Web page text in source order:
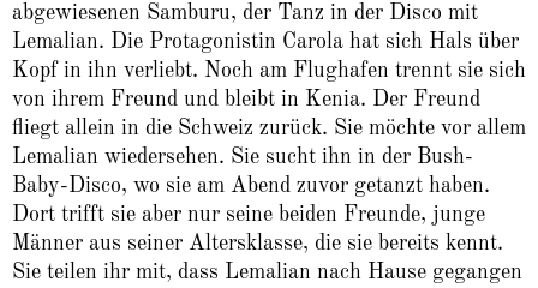
abgewiesenen Samburu, der Tanz in der Disco mit
Lemalian. Die Protagonistin Carola hat sich Hals über
Kopf in ihn verliebt. Noch am Flughafen trennt sie sich
von ihrem Freund und bleibt in Kenia. Der Freund
fliegt allein in die Schweiz zurück. Sie möchte vor allem
Lemalian wiedersehen. Sie sucht ihn in der Bush-
Baby-Disco, wo sie am Abend zuvor getanzt haben.
Dort trifft sie aber nur seine beiden Freunde, junge
Männer aus seiner Altersklasse, die sie bereits kennt.
Sie teilen ihr mit, dass Lemalian nach Hause gegangen